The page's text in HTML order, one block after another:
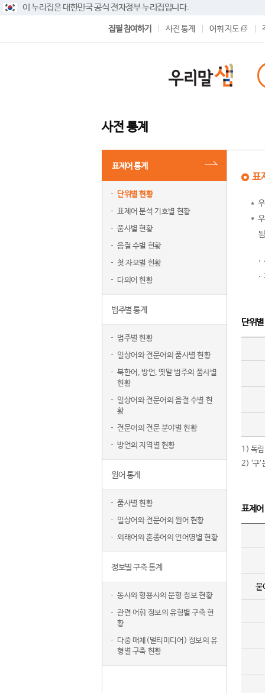
이 누리집은 대한민국 공식 전자정부 누리집입니다.
집필 참여하기 사전 통계 어휘 지도
사전 통계
표제어 통계
단위별 현황
표제어 분석 기호별 현황
품사별 현황
음절 수별 현황
첫 자모별 현황
다의어 현황
범주별 통계
범주별 현황
일상어와 전문어의 품사별 현황
북한어, 방언, 옛말 범주의 품사별
현황
일상어와 전문어의 음절 수별 현
황
전문어의 전문 분야별 현황
방언의 지역별 현황
원어 통계
품사별 현황
일상어와 전문어의 원어 현황
외래어와 혼종어의 언어명별 현황
정보별 구축 통계
동사와 형용사의 문형 정보 현황
관련 어휘 정보의 유형별 구축 현
황
다중 매체(멀티미디어) 정보의 유
형별 구축 현황
표
단위
1) 독립
2) ‘구
표제
붙